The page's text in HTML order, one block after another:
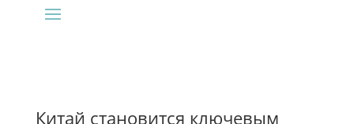
Китай становится ключевым